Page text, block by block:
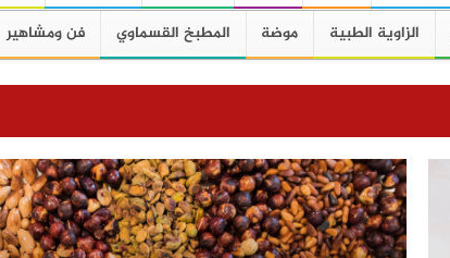
الزاوية الطبية موضة المطبخ القسماوي فن ومشاهير